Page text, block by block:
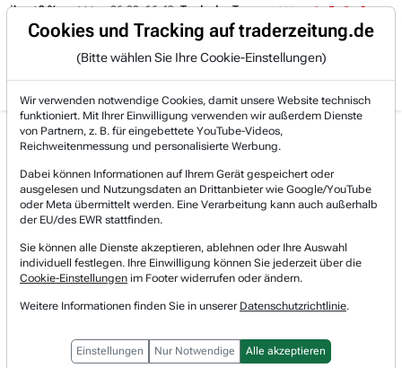
Trading-Room
06.08. 16:49 Trade des Tages 06.08. 16:44 Trade des Tages
Gratis Account Login
Nicolas-Darvas-Breakouts
13.05.2026 um 10 Uhr
EVERSPIN TECHNOLGIES
Cookies und Tracking auf traderzeitung.de
(Bitte wählen Sie Ihre Cookie-Einstellungen)
Wir verwenden notwendige Cookies, damit unsere Website technisch
funktioniert. Mit Ihrer Einwilligung verwenden wir außerdem Dienste
von Partnern, z. B. für eingebettete YouTube-Videos,
Reichweitenmessung und personalisierte Werbung.
Dabei können Informationen auf Ihrem Gerät gespeichert oder
ausgelesen und Nutzungsdaten an Drittanbieter wie Google/YouTube
oder Meta übermittelt werden. Eine Verarbeitung kann auch außerhalb
der EU/des EWR stattfinden.
Sie können alle Dienste akzeptieren, ablehnen oder Ihre Auswahl
individuell festlegen. Ihre Einwilligung können Sie jederzeit über die
Cookie-Einstellungen im Footer widerrufen oder ändern.
Weitere Informationen finden Sie in unserer Datenschutzrichtlinie.
Einstellungen Nur Notwendige Alle akzeptieren